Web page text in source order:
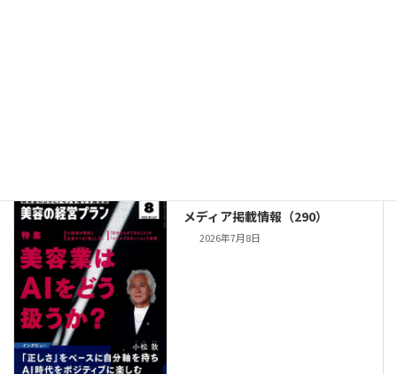
メディア掲載情報（290）
2026年7月8日